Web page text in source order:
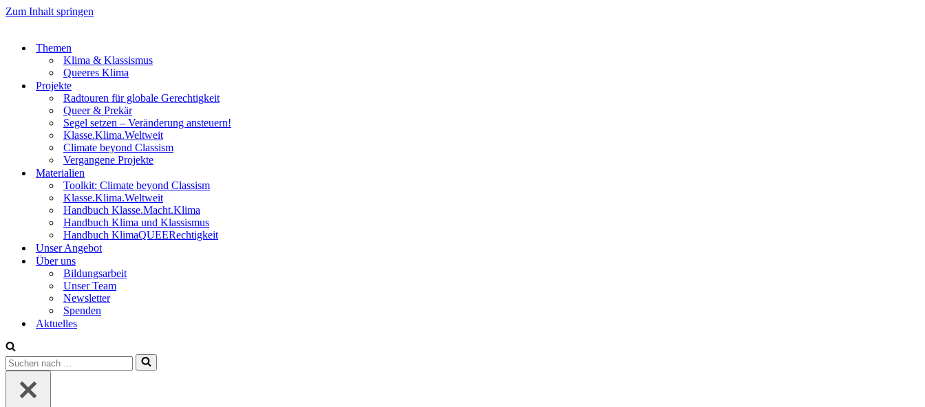
Zum Inhalt springen
Themen
Klima & Klassismus
Queeres Klima
Projekte
Radtouren für globale Gerechtigkeit
Queer & Prekär
Segel setzen – Veränderung ansteuern!
Klasse.Klima.Weltweit
Climate beyond Classism
Vergangene Projekte
Materialien
Toolkit: Climate beyond Classism
Klasse.Klima.Weltweit
Handbuch Klasse.Macht.Klima
Handbuch Klima und Klassismus
Handbuch KlimaQUEERechtigkeit
Unser Angebot
Über uns
Bildungsarbeit
Unser Team
Newsletter
Spenden
Aktuelles
Suchen
nach …